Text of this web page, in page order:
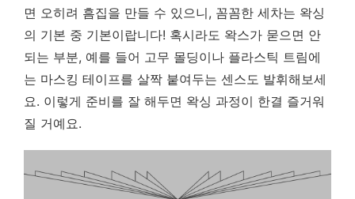
면 오히려 흠집을 만들 수 있으니, 꼼꼼한 세차는 왁싱
의 기본 중 기본이랍니다! 혹시라도 왁스가 묻으면 안
되는 부분, 예를 들어 고무 몰딩이나 플라스틱 트림에
는 마스킹 테이프를 살짝 붙여두는 센스도 발휘해보세
요. 이렇게 준비를 잘 해두면 왁싱 과정이 한결 즐거워
질 거예요.